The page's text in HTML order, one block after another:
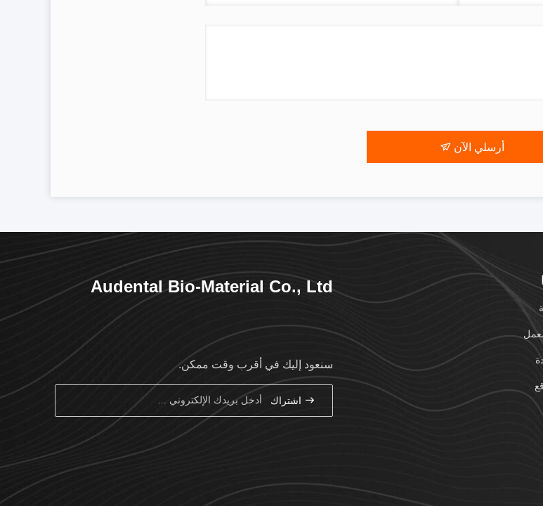
أرسلي الآن
Audental Bio-Material Co., Ltd
سنعود إليك في أقرب وقت ممكن.
اشتراك